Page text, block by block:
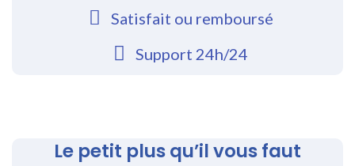
Satisfait ou remboursé
Support 24h/24
Le petit plus qu’il vous faut